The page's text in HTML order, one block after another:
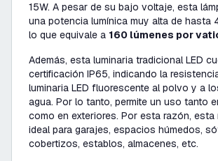
15W. A pesar de su bajo voltaje, esta
una potencia lumínica muy alta de hasta
lo que equivale a 160 lúmenes por
Además, esta luminaria tradicional LED
certificación IP65, indicando la
luminaria LED fluorescente al polvo y a
agua. Por lo tanto, permite un uso tanto
como en exteriores. Por esta razón, esta
ideal para garajes, espacios húmedos,
cobertizos, establos, almacenes, etc.